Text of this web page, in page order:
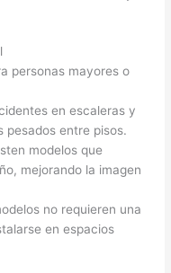
personas mayores o
en escaleras y
pesados entre pisos.
modelos que
mejorando la imagen
no requieren una
en espacios